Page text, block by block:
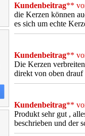
Kundenbeitrag**
die Kerzen können
es sich um echte
Kundenbeitrag**
Die Kerzen
direkt von oben drauf
Kundenbeitrag**
Produkt sehr gut ,
beschrieben und der